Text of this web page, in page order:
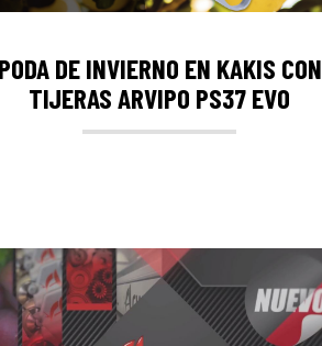
PODA DE INVIERNO EN KAKIS CON
TIJERAS ARVIPO PS37 EVO